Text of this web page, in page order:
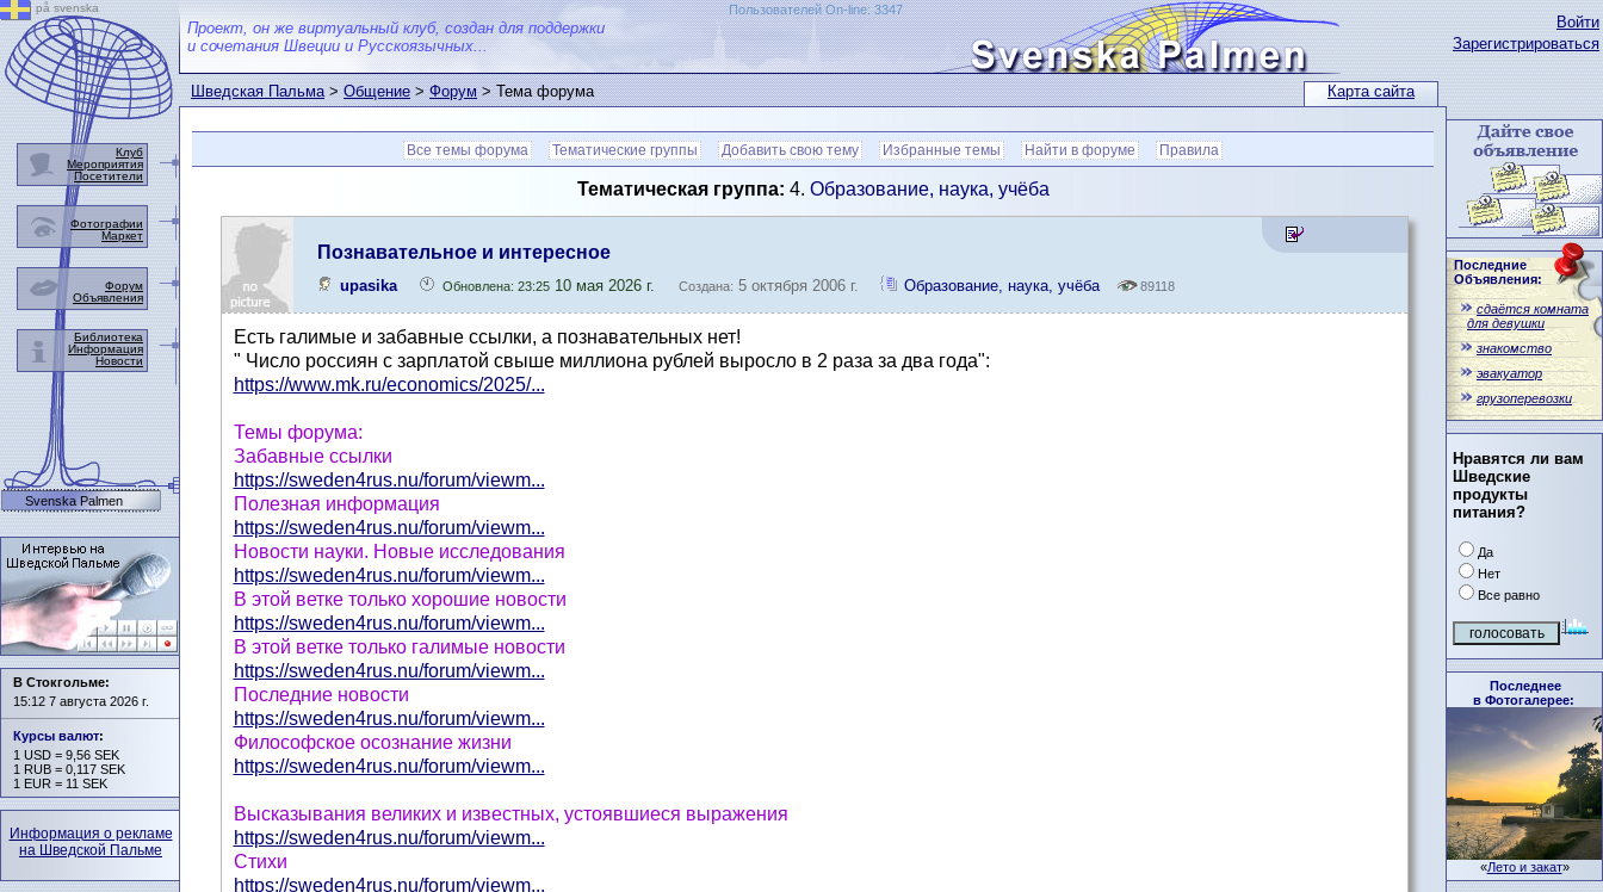
Карта сайта
Войти
Зарегистрироваться
Последние
Объявления:
сдаётся комната
для девушки
знакомство
эвакуатор
грузоперевозки
Нравятся ли вам
Шведские
продукты
питания?
Да
Нет
Все равно
Последнее
в Фотогалерее:
«Лето и закат»
Проект, он же виртуальный клуб, создан для поддержки
и сочетания Швеции и Русскоязычных...
Пользователей On-line: 3347
Шведская Пальма>Общение>Форум> Тема форума
Все темы форума Тематические группы Добавить свою тему Избранные темы Найти в форуме Правила
Тематическая группа: 4. Образование, наука, учёба
Познавательное и интересное
upasika Обновлена: 23:2510 мая 2026 г. Создана: 5 октября 2006 г. Образование, наука, учёба 89118
Есть галимые и забавные ссылки, а познавательных нет!
" Число россиян с зарплатой свыше миллиона рублей выросло в 2 раза за два года":
https://www.mk.ru/economics/2025/...
Темы форума:
Забавные ссылки
https://sweden4rus.nu/forum/viewm...
Полезная информация
https://sweden4rus.nu/forum/viewm...
Новости науки. Новые исследования
https://sweden4rus.nu/forum/viewm...
В этой ветке только хорошие новости
https://sweden4rus.nu/forum/viewm...
В этой ветке только галимые новости
https://sweden4rus.nu/forum/viewm...
Последние новости
https://sweden4rus.nu/forum/viewm...
Философское осознание жизни
https://sweden4rus.nu/forum/viewm...
Высказывания великих и известных, устоявшиеся выражения
https://sweden4rus.nu/forum/viewm...
Стихи
https://sweden4rus.nu/forum/viewm...
på svenska
Клуб
Мероприятия
Посетители
Фотографии
Маркет
Форум
Объявления
Библиотека
Информация
Новости
Svenska Palmen
В Стокгольме:
15:12 7 августа 2026 г.
Курсы валют:
1 USD = 9,56 SEK
1 RUB = 0,117 SEK
1 EUR = 11 SEK
Информация о рекламе
на Шведской Пальме